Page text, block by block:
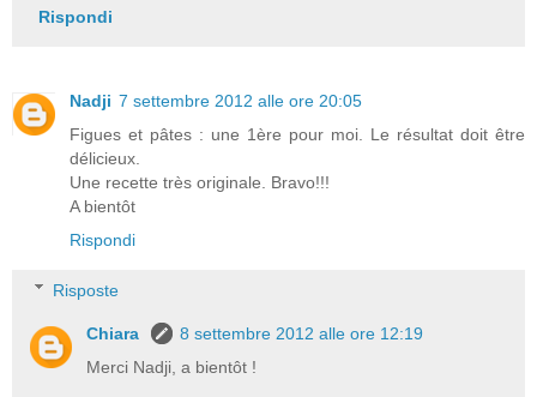
Rispondi
Nadji 7 settembre 2012 alle ore 20:05
Figues et pâtes : une 1ère pour moi. Le résultat doit être
délicieux.
Une recette très originale. Bravo!!!
A bientôt
Rispondi
Risposte
Chiara
8 settembre 2012 alle ore 12:19
Merci Nadji, a bientôt !